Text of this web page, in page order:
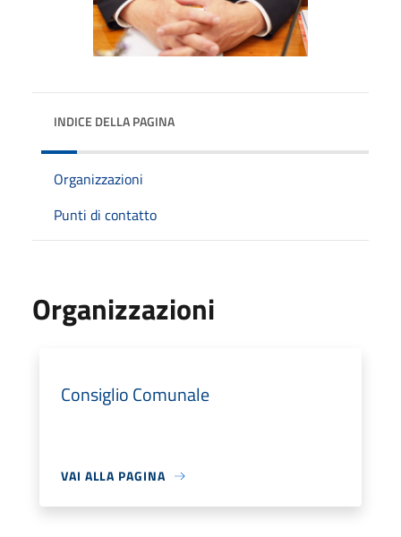
INDICE DELLA PAGINA
Organizzazioni
Punti di contatto
Organizzazioni
Consiglio Comunale
VAI ALLA PAGINA